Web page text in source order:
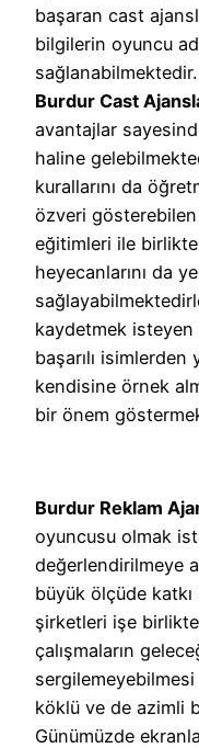
başaran cast
bilgilerin oyuncu
Burdur Cast
avantajlar
haline
kurallarını da
özveri
eğitimleri ile birlikte
heyecanlarını da
kaydetmek isteyen
başarılı isimlerden
kendisine örnek
bir önem
Burdur Reklam
oyuncusu olmak
değerlendirilmeye
büyük ölçüde katkı
şirketleri işe
çalışmaların
sergilemeyebilmesi
köklü ve de azimli
Günümüzde